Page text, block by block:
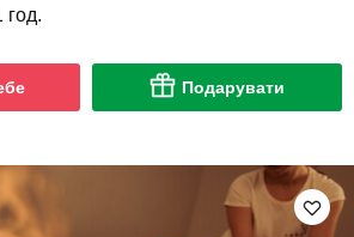
год.
Подарувати